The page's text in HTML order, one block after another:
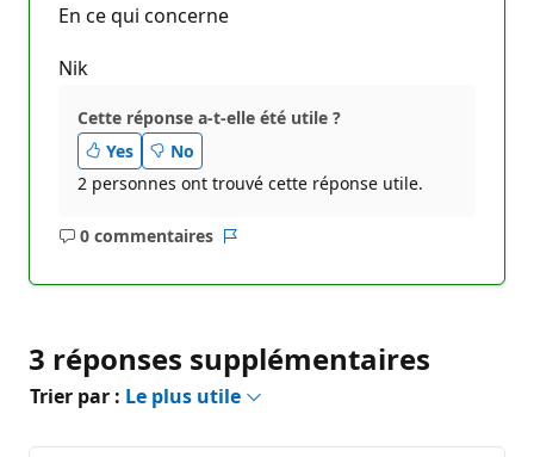
En ce qui concerne
Nik
Cette réponse a-t-elle été utile ?
Yes
No
2 personnes ont trouvé cette réponse utile.
0 commentaires
Aucun
3 réponses supplémentaires
Trier par : Le plus utile